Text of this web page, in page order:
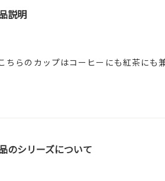
説明
ちらのカップはコーヒーにも紅茶にも
のシリーズについて